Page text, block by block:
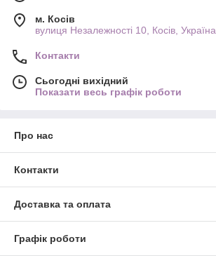
м. Косів
вулиця Незалежності 10, Косів, Україна
Контакти
Сьогодні вихідний
Показати весь графік роботи
Про нас
Контакти
Доставка та оплата
Графік роботи